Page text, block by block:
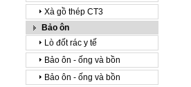
Xà gồ thép CT3
Bảo ôn
Lò đốt rác y tế
Bảo ôn - ống và bồn
Bảo ôn - ống và bồn